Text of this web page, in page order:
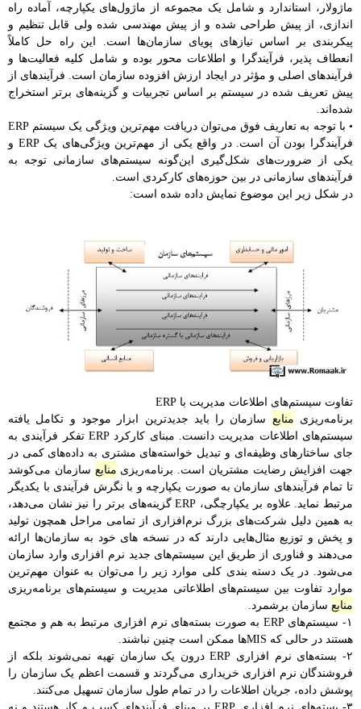
ماژولار، استاندارد و شامل یک مجموعه از ماژول‌های یکپارچه، آماده راه
اندازی، از پیش طراحی شده و از پیش مهندسی شده ولی قابل تنظیم و
پیکربندی بر اساس نیازهای پویای سازمان‌ها است. این راه حل کاملاً
انعطاف پذیر، فرآیندگرا و اطلاعات محور بوده و شامل کلیه فعالیت‌ها و
فرآیندهای اصلی و مؤثر در ایجاد ارزش افزوده سازمان است. فرآیندهای از
پیش تعریف شده در سیستم بر اساس تجربیات و گزینه‌های بر‌تر استخراج
شده‌اند.
• با توجه به تعاریف فوق می‌توان دریافت مهم‌ترین ویژگی یک سیستم ERP
فرآیندگرا بودن آن است. در واقع یکی از مهم‌ترین ویژگی‌های یک ERP و
یکی از ضرورت‌های شکل‌گیری این‌گونه سیستم‌های سازمانی توجه به
فرآیندهای سازمانی در بین حوزه‌های کارکردی است.
در شکل زیر این موضوع نمایش داده شده است:
تفاوت سیستم‌های اطلاعات مدیریت با ERP
برنامه‌ریزی منابع سازمان را باید جدید‌ترین ابزار موجود و تکامل یافته
سیستم‌های اطلاعات مدیریت دانست. مبنای کارکرد ERP تفکر فرآیندی به
جای ساختارهای وظیفه‌ای و تبدیل خواسته‌های مشتری به داده‌‌های کمی در
جهت افزایش رضایت مشتریان است. برنامه‌ریزی منابع سازمان می‌کوشد
تا تمام فرآیندهای سازمان به صورت یکپارچه و با نگرش فرآیندی با یکدیگر
مرتبط نماید. علاوه بر یکپارچگی، ERP گزینه‌های بر‌تر را نیز نشان می‌دهد،
به همین دلیل شرکت‌های بزرگ نرم‌افزاری از تمامی مراحل همچون تولید
و پخش و توزیع مثال‌هایی دارند که در نسخه ‌های خود به سازمان‌ها ارائه
می‌دهند و فناوری از طریق این سیستم‌های جدید نرم افزاری وارد سازمان
می‌شود. در یک دسته بندی کلی موارد زیر را می‌توان به عنوان مهم‌ترین
موارد تفاوت بین سیستم‌های اطلاعاتی مدیریت و سیستم‌های برنامه‌ریزی
منابع سازمان برشمرد.
۱- سیستم‌های ERP به صورت بسته‌‌های نرم افزاری مرتبط به هم و مجتمع
هستند در حالی که MIS‌ها ممکن است چنین نباشند.
۲- بسته‌های نرم افزاری ERP درون یک سازمان تهیه نمی‌شوند بلکه از
فروشندگان نرم افزاری خریداری می‌گردند و قسمت اعظم یک سازمان را
پوشش داده، جریان اطلاعات را در تمام طول سازمان تسهیل می‌کنند.